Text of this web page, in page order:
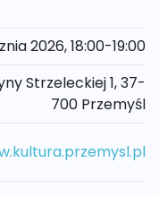
2026, 18:00-19:00
Strzeleckiej 1, 37-
700 Przemyśl